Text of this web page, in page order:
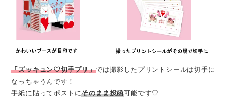
「ズッキュン♡切手プリ」では撮影したプリントシールは切手に
なっちゃうんです！
手紙に貼ってポストにそのまま投函可能です♡